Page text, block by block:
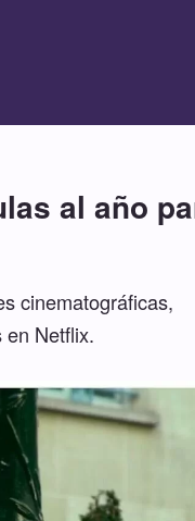
al año
cinematográficas,
Netflix.